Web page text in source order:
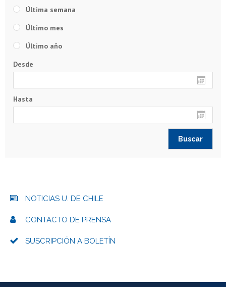
Última semana
Último mes
Último año
Desde
Hasta
NOTICIAS U. DE CHILE
CONTACTO DE PRENSA
SUSCRIPCIÓN A BOLETÍN